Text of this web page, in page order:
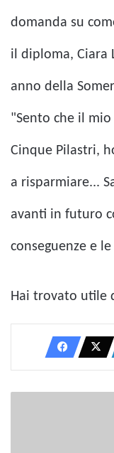
domanda su
il diploma, Ciara
anno della
"Sento che il
Cinque Pilastri,
a risparmiare...
avanti in futuro
conseguenze e
Hai trovato utile